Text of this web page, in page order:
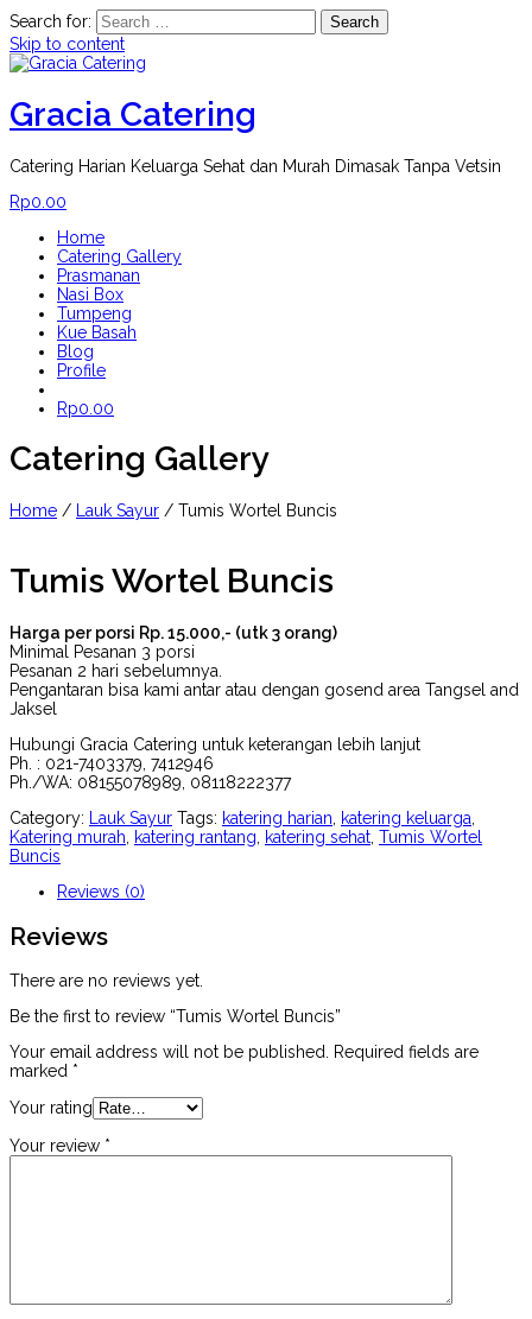
Search for:
Skip to content
Gracia Catering
Catering Harian Keluarga Sehat dan Murah Dimasak Tanpa Vetsin
Rp0.00
Home
Catering Gallery
Prasmanan
Nasi Box
Tumpeng
Kue Basah
Blog
Profile
Rp0.00
Catering Gallery
Home / Lauk Sayur / Tumis Wortel Buncis
Tumis Wortel Buncis
Harga per porsi Rp. 15.000,- (utk 3 orang)
Minimal Pesanan 3 porsi
Pesanan 2 hari sebelumnya.
Pengantaran bisa kami antar atau dengan gosend area Tangsel and
Jaksel
Hubungi Gracia Catering untuk keterangan lebih lanjut
Ph. : 021-7403379, 7412946
Ph./WA: 08155078989, 08118222377
Category: Lauk Sayur Tags: katering harian katering keluarga
Katering murah katering rantang katering sehat Tumis Wortel
Buncis
Reviews (0)
Reviews
There are no reviews yet.
Be the first to review “Tumis Wortel Buncis”
Your email address will not be published. Required fields are
marked *
Your rating
Your review *